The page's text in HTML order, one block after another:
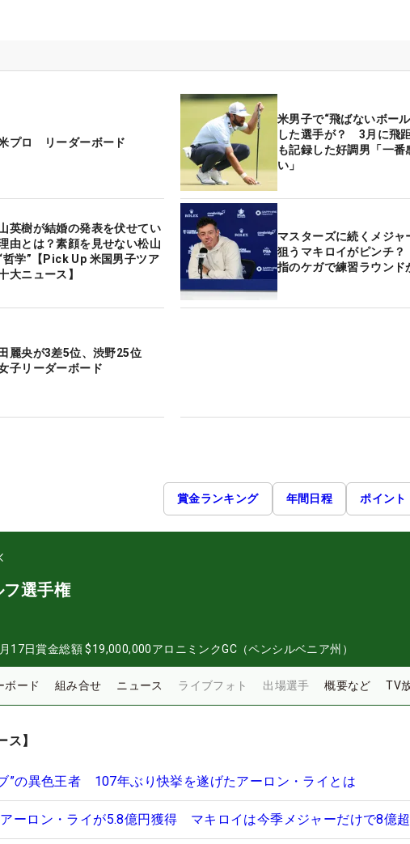
プロ リーダーボード
米男子で“飛ばないボー
した選手が？ 3月に飛
も記録した好調男「一番
い」
英樹が結婚の発表を伏せてい
由とは？素顔を見せない松山
哲学”【Pick Up 米国男子ツア
大ニュース】
マスターズに続くメジャ
狙うマキロイがピンチ
指のケガで練習ラウンド
麗央が3差5位、渋野25位
子リーダーボード
賞金ランキング 年間日程 ポイント
選手権
17日賞金総額 $19,000,000アロニミンクGC（ペンシルベニア州）
ボード 組み合せ ニュース ライブフォト 出場選手 概要など TV
ス】
”の異色王者 107年ぶり快挙を遂げたアーロン・ライとは
ーロン・ライが5.8億円獲得 マキロイは今季メジャーだけで8億